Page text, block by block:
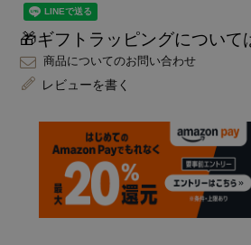
🎁ギフトラッピングについて
商品についてのお問い合わせ
レビューを書く